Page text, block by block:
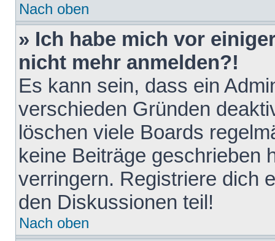
Nach oben
» Ich habe mich vor
nicht mehr anmelden?!
Es kann sein, dass ein
verschieden Gründen
löschen viele Boards
keine Beiträge geschrieben
verringern. Registriere dich
den Diskussionen teil!
Nach oben